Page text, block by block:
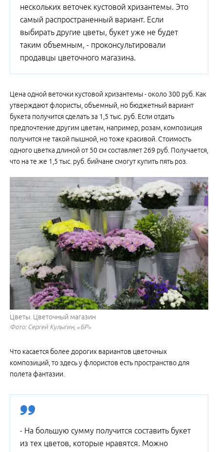
нескольких веточек кустовой хризантемы. Это
самый распространенный вариант. Если
выбирать другие цветы, букет уже не будет
таким объемным, - проконсультировали
продавцы цветочного магазина.
Цена одной веточки кустовой хризантемы - около 300 руб. Как
утверждают флористы, объемный, но бюджетный вариант
букета получится сделать за 1,5 тыс. руб. Если отдать
предпочтение другим цветам, например, розам, композиция
получится не такой пышной, но тоже красивой. Стоимость
одного цветка длиной от 50 см составляет 269 руб. Получается,
что на те же 1,5 тыс. руб. бийчане смогут купить пять роз.
Цветы. Цветочный магазин
Фото: Сергей Кулыгин, «БР»
Что касается более дорогих вариантов цветочных
композиций, то здесь у флористов есть пространство для
полета фантазии.
- На большую сумму получится составить букет
из тех цветов, которые нравятся. Можно